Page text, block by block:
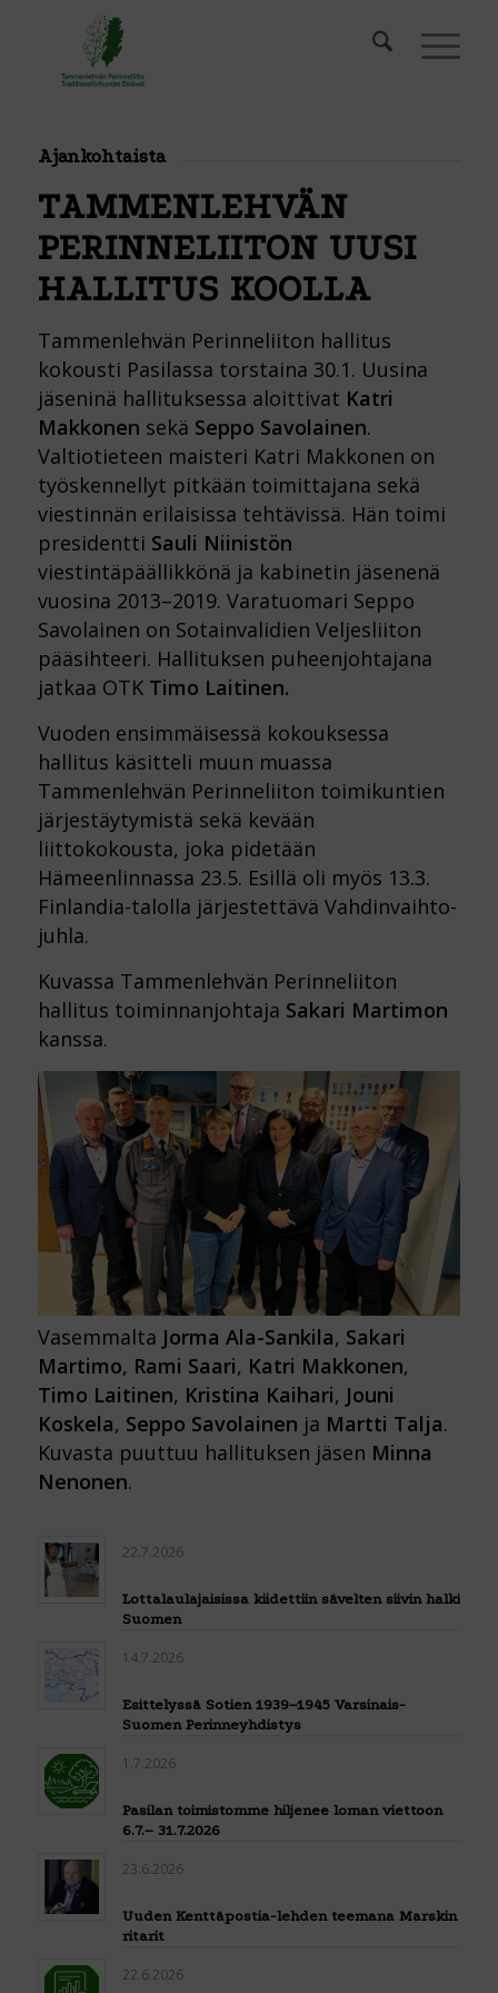
Ajankohtaista
TAMMENLEHVÄN
PERINNELIITON UUSI
HALLITUS KOOLLA
Tammenlehvän Perinneliiton hallitus
kokousti Pasilassa torstaina 30.1. Uusina
jäseninä hallituksessa aloittivat Katri
Makkonen sekä Seppo Savolainen.
Valtiotieteen maisteri Katri Makkonen on
työskennellyt pitkään toimittajana sekä
viestinnän erilaisissa tehtävissä. Hän toimi
presidentti Sauli Niinistön
viestintäpäällikkönä ja kabinetin jäsenenä
vuosina 2013–2019. Varatuomari Seppo
Savolainen on Sotainvalidien Veljesliiton
pääsihteeri. Hallituksen puheenjohtajana
jatkaa OTK Timo Laitinen.
Vuoden ensimmäisessä kokouksessa
hallitus käsitteli muun muassa
Tammenlehvän Perinneliiton toimikuntien
järjestäytymistä sekä kevään
liittokokousta, joka pidetään
Hämeenlinnassa 23.5. Esillä oli myös 13.3.
Finlandia-talolla järjestettävä Vahdinvaihto-
juhla.
Kuvassa Tammenlehvän Perinneliiton
hallitus toiminnanjohtaja Sakari Martimon
kanssa.
Vasemmalta Jorma Ala-Sankila, Sakari
Martimo, Rami Saari, Katri Makkonen,
Timo Laitinen, Kristina Kaihari, Jouni
Koskela, Seppo Savolainen ja Martti Talja.
Kuvasta puuttuu hallituksen jäsen Minna
Nenonen.
22.7.2026
Lottalaulajaisissa kiidettiin sävelten siivin halki
Suomen
14.7.2026
Esittelyssä Sotien 1939–1945 Varsinais-
Suomen Perinneyhdistys
1.7.2026
Pasilan toimistomme hiljenee loman viettoon
6.7.– 31.7.2026
23.6.2026
Uuden Kenttäpostia-lehden teemana Marskin
ritarit
22.6.2026